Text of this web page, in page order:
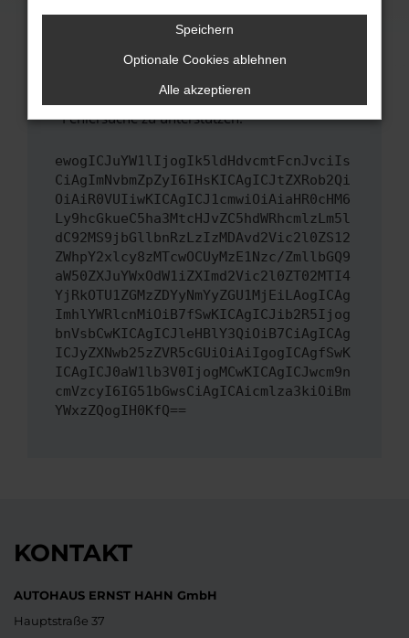
Wende dich an den Webseitenbetreiber.
Wenn du alle oben genannten Schritte versucht
hast, kontaktiere uns bitte. Wir werden
uns diesen Text schicken, um uns bei der
Fehlersuche zu unterstützen:
ewogICJuYW1lIjogIk5ldHdvcmtFcnJvciIs
CiAgImNvbmZpZyI6IHsKICAgICJtZXRob2Qi
OiAiR0VUIiwKICAgICJ1cmwiOiAiaHR0cHM6
Ly9hcGkueC5ha3MtcHJvZC5hdWRhcmlzLm5l
dC92MS9jbGllbnRzLzIzMDAvd2Vic2l0ZS12
ZWhpY2xlcy8zMTcwOCUyMzE1Nzc/ZmllbGQ9
aW50ZXJuYWxOdW1iZXImd2Vic2l0ZT02MTI4
YjRkOTU1ZGMzZDYyNmYyZGU1MjEiLAogICAg
ImhlYWRlcnMiOiB7fSwKICAgICJib2R5Ijog
bnVsbCwKICAgICJleHBlY3QiOiB7CiAgICAg
ICJyZXNwb25zZVR5cGUiOiAiIgogICAgfSwK
ICAgICJ0aW1lb3V0IjogMCwKICAgICJwcm9n
cmVzcyI6IG51bGwsCiAgICAicmlza3kiOiBm
YWxzZQogIH0KfQ==
KONTAKT
AUTOHAUS ERNST HAHN GmbH
Hauptstraße 37
Speichern
Optionale Cookies ablehnen
Alle akzeptieren